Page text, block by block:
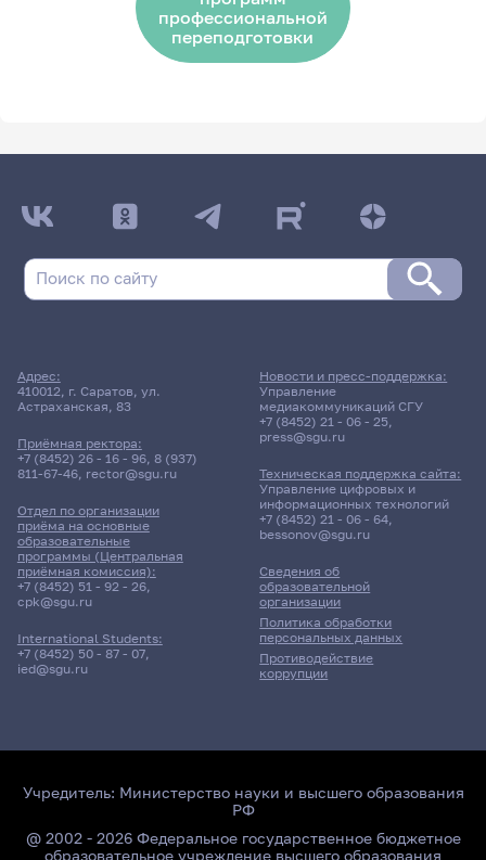
профессиональной
переподготовки
Адрес:
410012, г. Саратов, ул.
Астраханская, 83
Приёмная ректора:
+7 (8452) 26 - 16 - 96, 8 (937)
811-67-46, rector@sgu.ru
Отдел по организации
приёма на основные
образовательные
программы (Центральная
приёмная комиссия):
+7 (8452) 51 - 92 - 26,
cpk@sgu.ru
International Students:
+7 (8452) 50 - 87 - 07,
ied@sgu.ru
Сведения об
образовательной
организации
Политика обработки
персональных данных
Противодействие
коррупции
Новости и пресс-поддержка:
Управление
медиакоммуникаций СГУ
+7 (8452) 21 - 06 - 25,
press@sgu.ru
Техническая поддержка сайта:
Управление цифровых и
информационных технологий
+7 (8452) 21 - 06 - 64,
bessonov@sgu.ru
Учредитель: Министерство науки и высшего образования
РФ
@ 2002 - 2026 Федеральное государственное бюджетное
образовательное учреждение высшего образования